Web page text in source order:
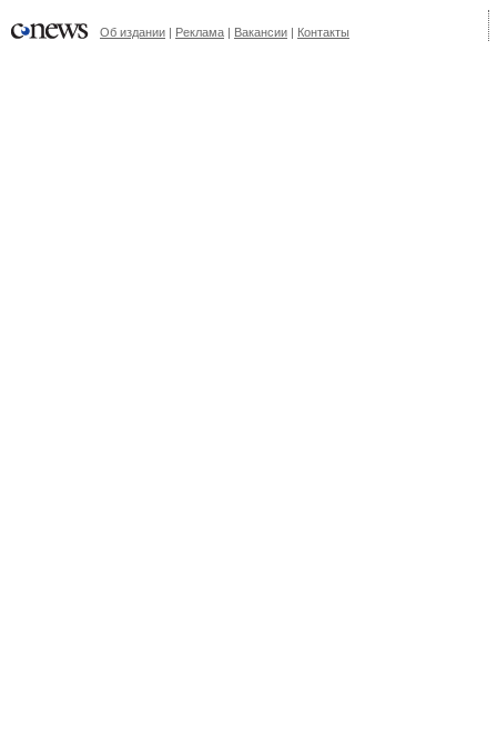
Об издании | Реклама | Вакансии | Контакты